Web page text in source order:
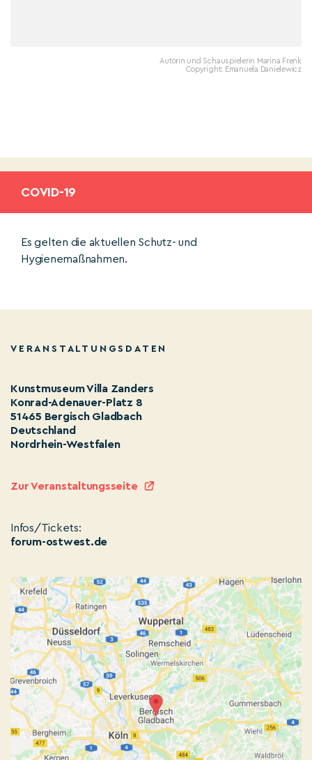
Autorin und Schauspielerin Marina Frenk
Copyright: Emanuela Danielewicz
COVID-19
Es gelten die aktuellen Schutz- und
Hygienemaßnahmen.
VERANSTALTUNGSDATEN
Kunstmuseum Villa Zanders
Konrad-Adenauer-Platz 8
51465 Bergisch Gladbach
Deutschland
Nordrhein-Westfalen
Zur Veranstaltungsseite
Infos/Tickets:
forum-ostwest.de